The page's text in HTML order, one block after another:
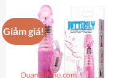
Giảm giá!